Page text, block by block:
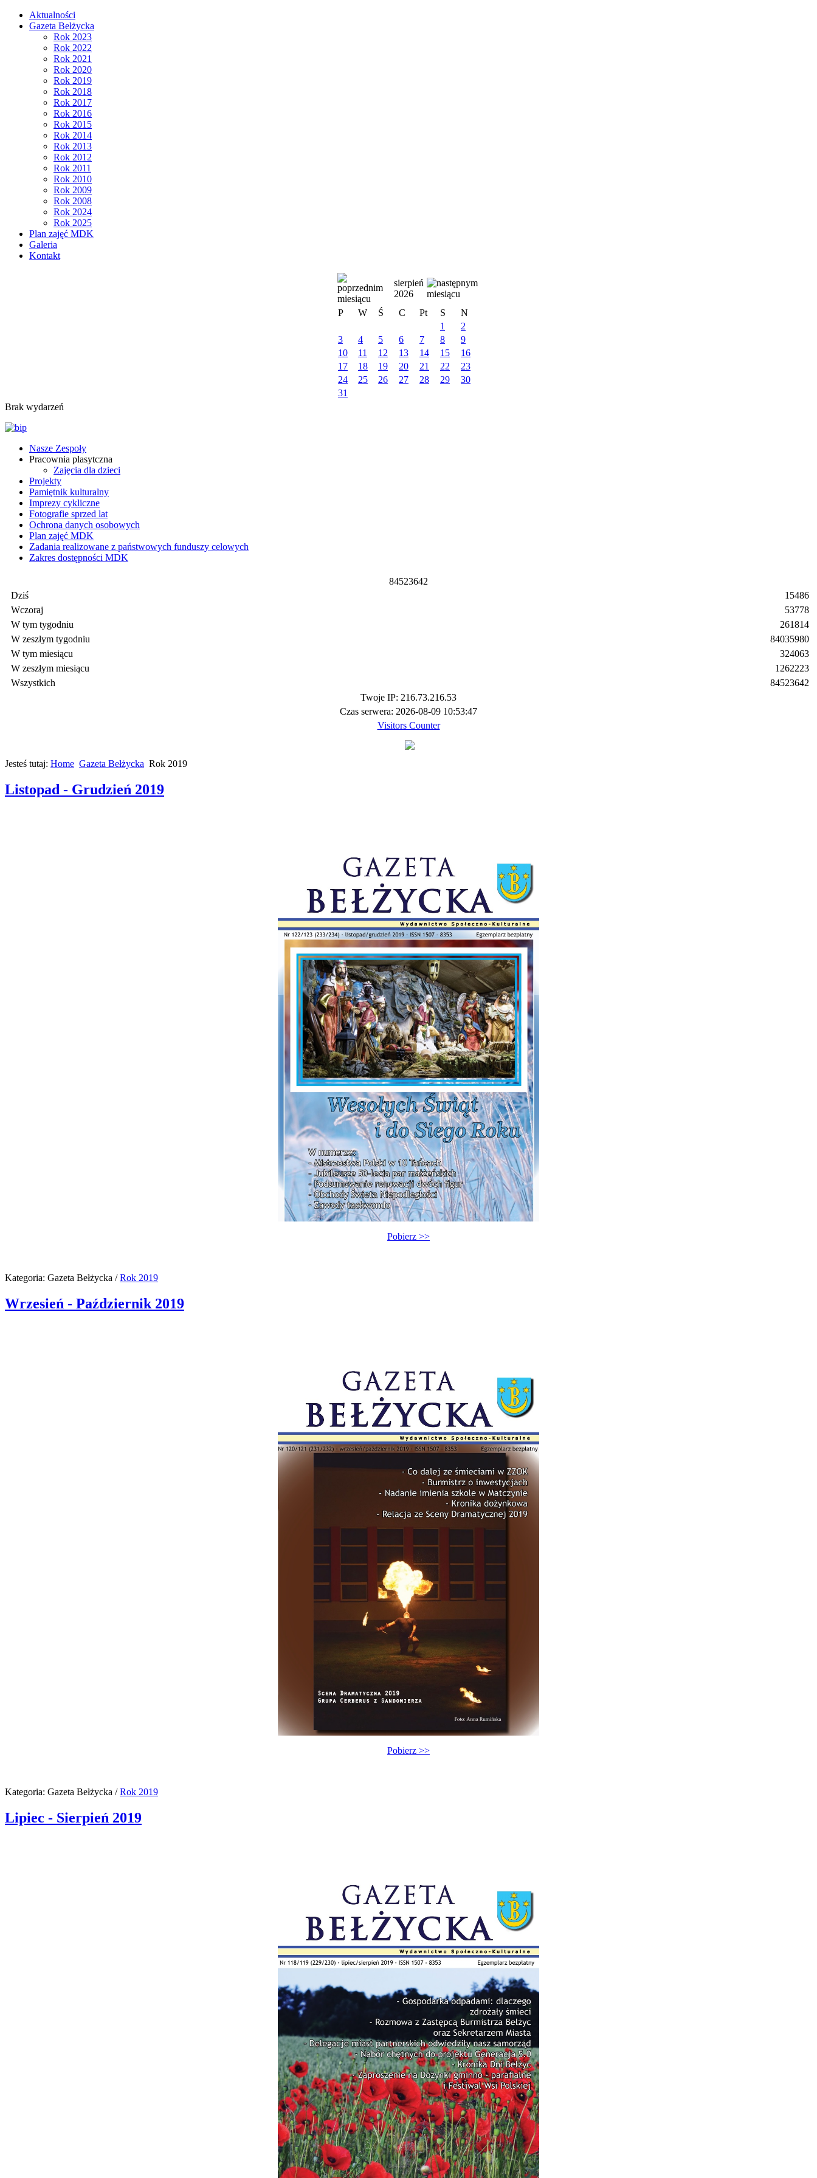
Aktualności
Gazeta Bełżycka
Rok 2023
Rok 2022
Rok 2021
Rok 2020
Rok 2019
Rok 2018
Rok 2017
Rok 2016
Rok 2015
Rok 2014
Rok 2013
Rok 2012
Rok 2011
Rok 2010
Rok 2009
Rok 2008
Rok 2024
Rok 2025
Plan zajęć MDK
Galeria
Kontakt
sierpień
2026
P
W Ś C Pt S
N
1
2
3
4 5 6 7 8
9
10
11 12 13 14 15
16
17
18 19 20 21 22
23
24
25 26 27 28 29
30
31
Brak wydarzeń
Nasze Zespoły
Pracownia plasytczna
Zajęcia dla dzieci
Projekty
Pamiętnik kulturalny
Imprezy cykliczne
Fotografie sprzed lat
Ochrona danych osobowych
Plan zajęć MDK
Zadania realizowane z państwowych funduszy celowych
Zakres dostępności MDK
84523642
Dziś
Wczoraj
W tym tygodniu
W zeszłym tygodniu
W tym miesiącu
W zeszłym miesiącu
Wszystkich
15486
53778
261814
84035980
324063
1262223
84523642
Twoje IP: 216.73.216.53
Czas serwera: 2026-08-09 10:53:47
Visitors Counter
Jesteś tutaj: Home Gazeta Bełżycka Rok 2019
Listopad - Grudzień 2019
Pobierz >>
Kategoria: Gazeta Bełżycka /Rok 2019
Wrzesień - Październik 2019
Pobierz >>
Kategoria: Gazeta Bełżycka /Rok 2019
Lipiec - Sierpień 2019